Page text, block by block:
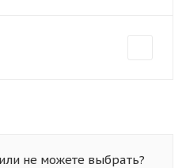
не можете выбрать?